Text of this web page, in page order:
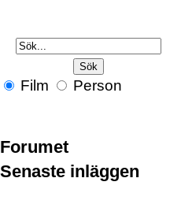
Film Person
Forumet
Senaste inläggen